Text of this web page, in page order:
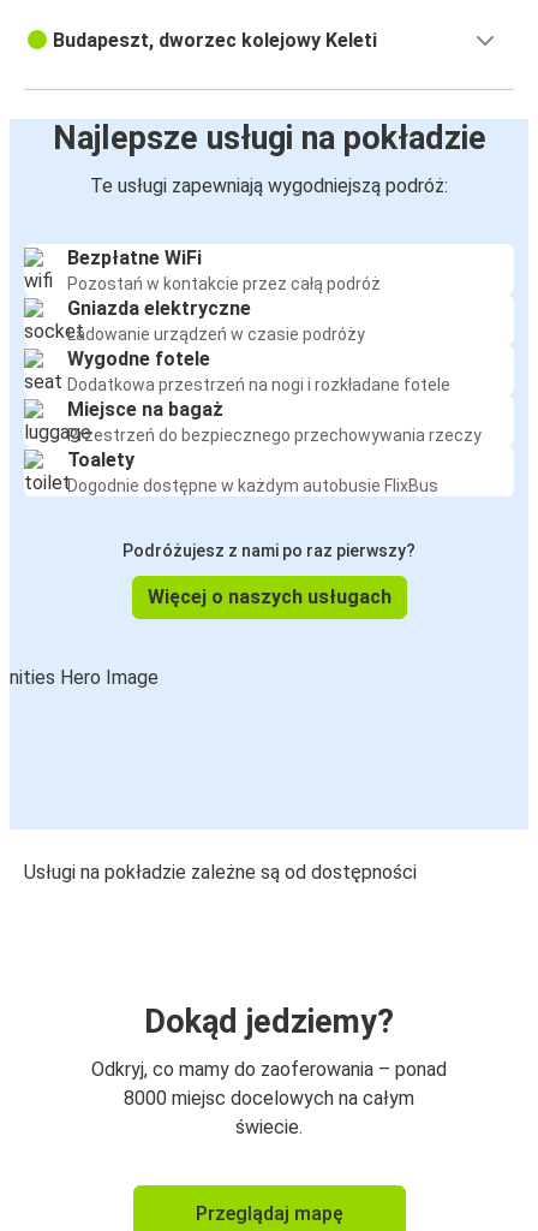
Budapeszt, dworzec kolejowy Keleti
Najlepsze usługi na pokładzie
Te usługi zapewniają wygodniejszą podróż:
Bezpłatne WiFi
Pozostań w kontakcie przez całą podróż
Gniazda elektryczne
Ładowanie urządzeń w czasie podróży
Wygodne fotele
Dodatkowa przestrzeń na nogi i rozkładane fotele
Miejsce na bagaż
Przestrzeń do bezpiecznego przechowywania rzeczy
Toalety
Dogodnie dostępne w każdym autobusie FlixBus
Podróżujesz z nami po raz pierwszy?
Więcej o naszych usługach
Usługi na pokładzie zależne są od dostępności
Dokąd jedziemy?
Odkryj, co mamy do zaoferowania – ponad
8000 miejsc docelowych na całym
świecie.
Przeglądaj mapę